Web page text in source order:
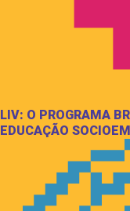
LIV: O PROGRAMA
EDUCAÇÃO